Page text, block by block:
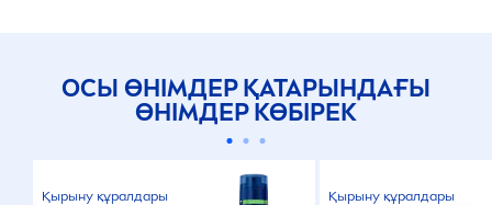
ОСЫ ӨНІМДЕР ҚАТАРЫНДАҒЫ
ӨНІМДЕР КӨБІРЕК
Қырыну құралдары Қырыну құралдары